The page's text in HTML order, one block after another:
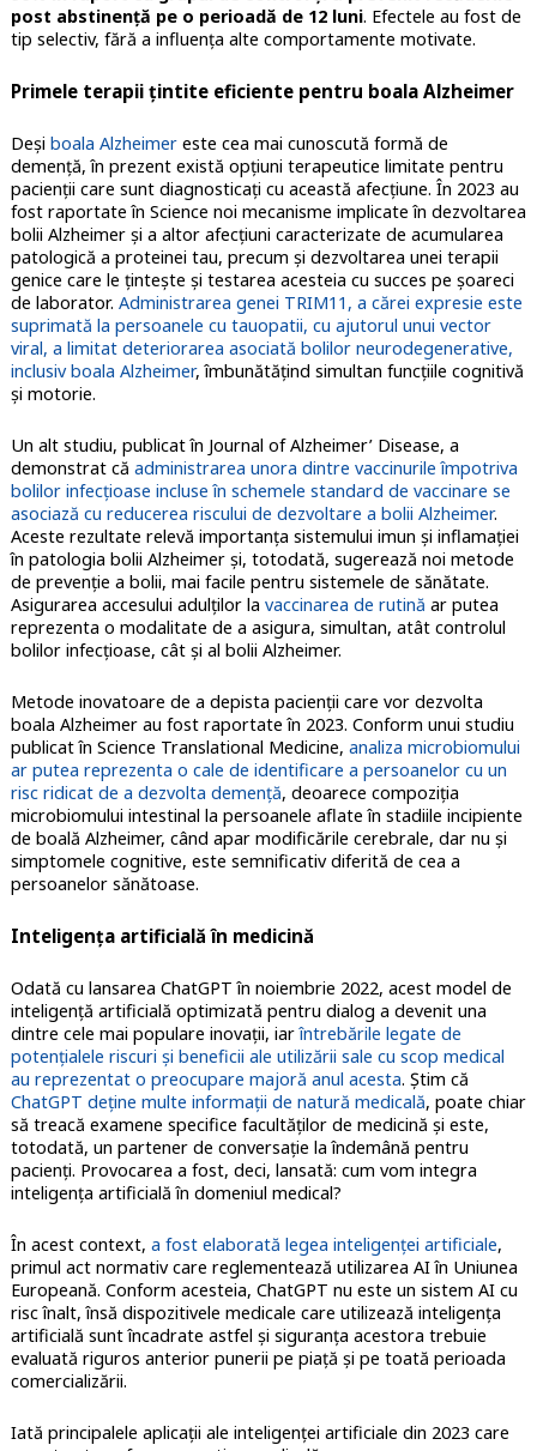
post abstinență pe o perioadă de 12 luni. Efectele au fost de
tip selectiv, fără a influenţa alte comportamente motivate.
Primele terapii țintite eficiente pentru boala Alzheimer
Deşi boala Alzheimereste cea mai cunoscută formă de
demenţă, în prezent există opţiuni terapeutice limitate pentru
pacienţii care sunt diagnosticaţi cu această afecţiune. În 2023 au
fost raportate în Science noi mecanisme implicate în dezvoltarea
bolii Alzheimer şi a altor afecţiuni caracterizate de acumularea
patologică a proteinei tau, precum şi dezvoltarea unei terapii
genice care le ţinteşte şi testarea acesteia cu succes pe şoareci
de laborator. Administrarea genei TRIM11, a cărei expresie este
suprimată la persoanele cu tauopatii, cu ajutorul unui vector
viral, a limitat deteriorarea asociată bolilor neurodegenerative,
inclusiv boala Alzheimer, îmbunătăţind simultan funcţiile cognitivă
şi motorie.
Un alt studiu, publicat în Journal of Alzheimer’ Disease, a
demonstrat că administrarea unora dintre vaccinurile împotriva
bolilor infecțioase incluse în schemele standard de vaccinare se
asociază cu reducerea riscului de dezvoltare a bolii Alzheimer.
Aceste rezultate relevă importanţa sistemului imun şi inflamaţiei
în patologia bolii Alzheimer şi, totodată, sugerează noi metode
de prevenţie a bolii, mai facile pentru sistemele de sănătate.
Asigurarea accesului adulţilor la vaccinarea de rutină ar putea
reprezenta o modalitate de a asigura, simultan, atât controlul
bolilor infecţioase, cât şi al bolii Alzheimer.
Metode inovatoare de a depista pacienţii care vor dezvolta
boala Alzheimer au fost raportate în 2023. Conform unui studiu
publicat în Science Translational Medicine, analiza microbiomului
ar putea reprezenta o cale de identificare a persoanelor cu un
risc ridicat de a dezvolta demență, deoarece compoziția
microbiomului intestinal la persoanele aflate în stadiile incipiente
de boală Alzheimer, când apar modificările cerebrale, dar nu și
simptomele cognitive, este semnificativ diferită de cea a
persoanelor sănătoase.
Inteligenţa artificială în medicină
Odată cu lansarea ChatGPT în noiembrie 2022, acest model de
inteligenţă artificială optimizată pentru dialog a devenit una
dintre cele mai populare inovaţii, iarîntrebările legate de
potenţialele riscuri şi beneficii ale utilizării sale cu scop medical
au reprezentat o preocupare majoră anul acesta. Ştim că
ChatGPT deţine multe informaţii de natură medicală, poate chiar
să treacă examene specifice facultăţilor de medicină şi este,
totodată, un partener de conversaţie la îndemână pentru
pacienţi. Provocarea a fost, deci, lansată: cum vom integra
inteligenţa artificială în domeniul medical?
În acest context, a fost elaborată legea inteligenţei artificiale,
primul act normativ care reglementează utilizarea AI în Uniunea
Europeană. Conform acesteia, ChatGPT nu este un sistem AI cu
risc înalt, însă dispozitivele medicale care utilizează inteligenţa
artificială sunt încadrate astfel şi siguranţa acestora trebuie
evaluată riguros anterior punerii pe piaţă şi pe toată perioada
comercializării.
Iată principalele aplicaţii ale inteligenţei artificiale din 2023 care